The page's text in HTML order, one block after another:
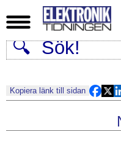
Kopiera länk till sidan